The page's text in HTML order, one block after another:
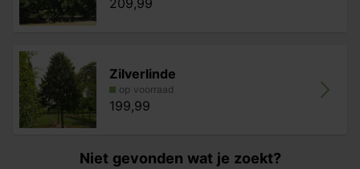
209,99
Zilverlinde
op voorraad
199,99
Niet gevonden wat je zoekt?